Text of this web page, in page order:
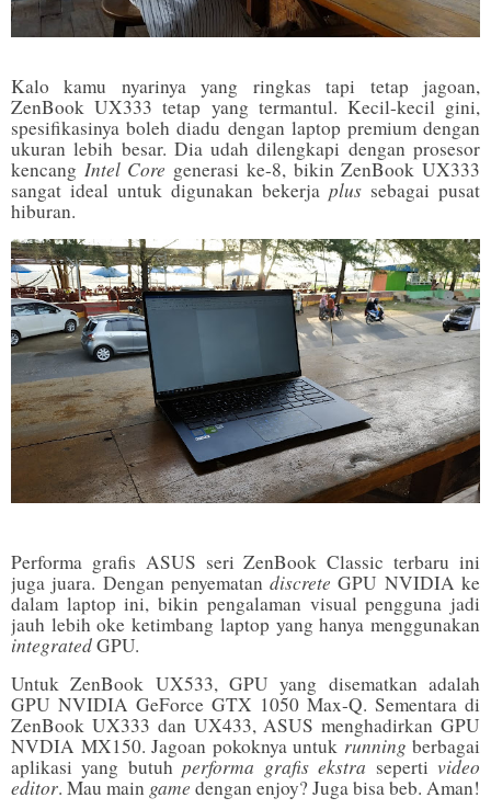
Kalo kamu nyarinya yang ringkas tapi tetap jagoan,
ZenBook UX333 tetap yang termantul. Kecil-kecil gini,
spesifikasinya boleh diadu dengan laptop premium dengan
ukuran lebih besar. Dia udah dilengkapi dengan prosesor
kencang Intel Core generasi ke-8, bikin ZenBook UX333
sangat ideal untuk digunakan bekerja plus sebagai pusat
hiburan.
Performa grafis ASUS seri ZenBook Classic terbaru ini
juga juara. Dengan penyematandiscrete GPU NVIDIA ke
dalam laptop ini, bikin pengalaman visual pengguna jadi
jauh lebih oke ketimbang laptop yang hanya menggunakan
integratedGPU.
Untuk ZenBook UX533, GPU yang disematkan adalah
GPU NVIDIA GeForce GTX 1050 Max-Q. Sementara di
ZenBook UX333 dan UX433, ASUS menghadirkan GPU
NVDIA MX150. Jagoan pokoknya untuk running berbagai
aplikasi yang butuhperforma grafis ekstra sepertivideo
editor. Mau main game dengan enjoy? Juga bisa beb. Aman!